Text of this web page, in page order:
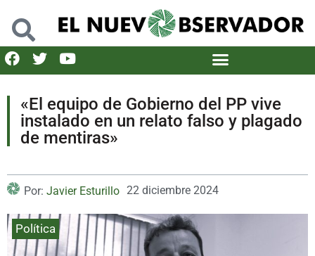
«El equipo de Gobierno del PP vive
instalado en un relato falso y plagado
de mentiras»
Por: Javier Esturillo 22 diciembre 2024
Política